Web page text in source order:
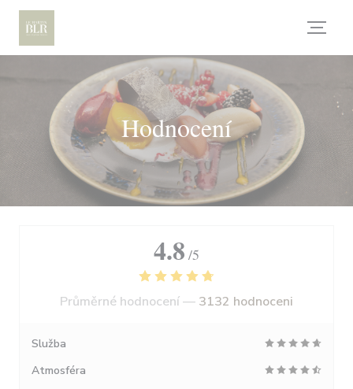
Panel pro správu cookies
Hodnocení
4.8 /5
Průměrné hodnocení — 3132 hodnoceni
Služba
Atmosféra